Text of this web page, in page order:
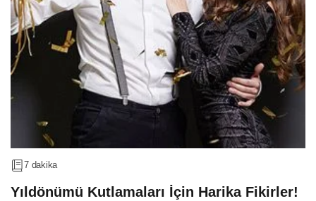
7 dakika
Yıldönümü Kutlamaları İçin Harika Fikirler!